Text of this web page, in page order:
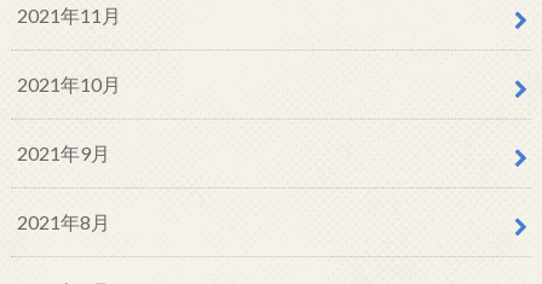
2021年11月
2021年10月
2021年9月
2021年8月